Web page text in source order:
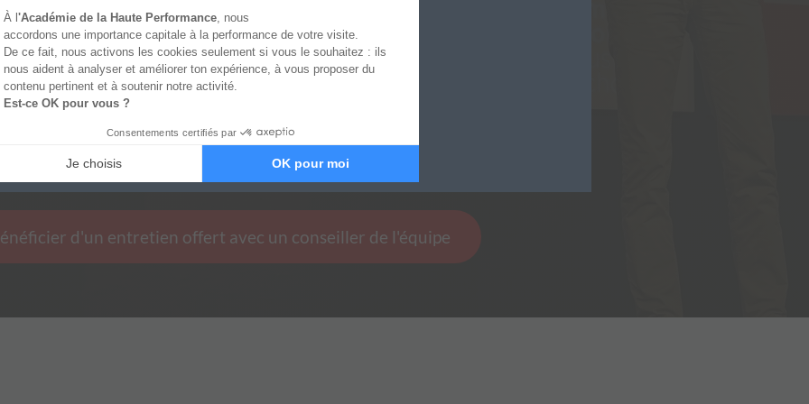
d'un entretien offert avec un conseiller de l'équipe